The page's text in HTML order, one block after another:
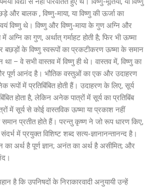
और बालक , विष्णु-माया, या विष्णु की ऊर्जा का
विष्णु थे। विष्णु और विष्णु-माया के गुण अग्नि और
का गुण, अर्थात् गर्माहट होती है; फिर भी ऊष्मा
बछड़ों के विष्णु स्वरूपों का प्रकटीकरण ऊष्मा के समान
– वे सभी वास्तव में विष्णु ही थे। वास्तव में, विष्णु का
और पूर्ण आनंद है। भौतिक वस्तुओं का एक और उदाहरण
रूपों में प्रतिबिंबित होती हैं। उदाहरण के लिए, सूर्य
होता है, लेकिन अनेक पात्रों में सूर्य का प्रतिबिंब
में सूर्य से कोई वास्तविक ऊष्मा या प्रकाश नहीं
समान प्रतीत होते हैं। परन्तु कृष्ण ने जो रूप धारण किए,
में प्रयुक्त विशिष्ट शब्द सत्य-ज्ञानानन्तानन्द है।
का अर्थ है पूर्ण ज्ञान; अनंत का अर्थ है असीमित; और
है कि उपनिषदों के निराकारवादी अनुयायी उन्हें